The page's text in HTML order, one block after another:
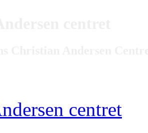
centret